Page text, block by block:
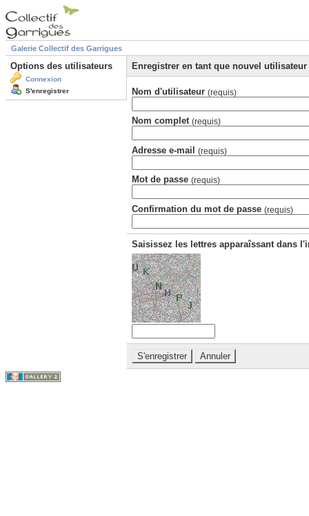
Galerie Collectif des Garrigues
Options des utilisateurs
Connexion
S'enregistrer
Enregistrer en tant que nouvel utilisateur
Nom d'utilisateur (requis)
Nom complet (requis)
Adresse e-mail (requis)
Mot de passe (requis)
Confirmation du mot de passe (requis)
Saisissez les lettres apparaîssant dans